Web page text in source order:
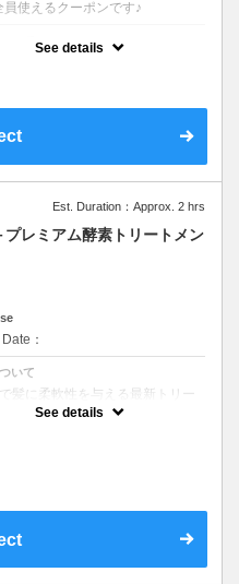
員使えるクーポンです♪
です☆
See details
Est. Duration：Approx. 2 hrs
プレミアム酵素トリートメン
：
いて
髪に柔軟性を与える最新トリー
Ｂ込●長さ料金あり《こちらのク
用のお客様のみ》オリジナル酵素
See details